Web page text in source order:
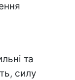
та
силу